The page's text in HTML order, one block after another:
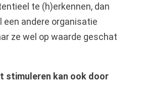
te (h)erkennen, dan
een andere organisatie
ze wel op waarde geschat
stimuleren kan ook door